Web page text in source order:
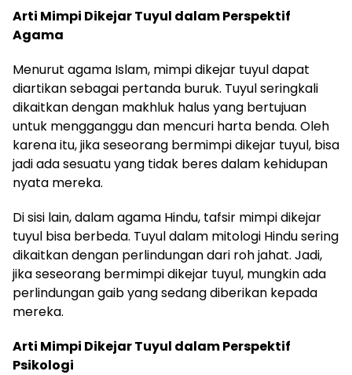
Arti Mimpi Dikejar Tuyul dalam Perspektif
Agama
Menurut agama Islam, mimpi dikejar tuyul dapat
diartikan sebagai pertanda buruk. Tuyul seringkali
dikaitkan dengan makhluk halus yang bertujuan
untuk mengganggu dan mencuri harta benda. Oleh
karena itu, jika seseorang bermimpi dikejar tuyul, bisa
jadi ada sesuatu yang tidak beres dalam kehidupan
nyata mereka.
Di sisi lain, dalam agama Hindu, tafsir mimpi dikejar
tuyul bisa berbeda. Tuyul dalam mitologi Hindu sering
dikaitkan dengan perlindungan dari roh jahat. Jadi,
jika seseorang bermimpi dikejar tuyul, mungkin ada
perlindungan gaib yang sedang diberikan kepada
mereka.
Arti Mimpi Dikejar Tuyul dalam Perspektif
Psikologi